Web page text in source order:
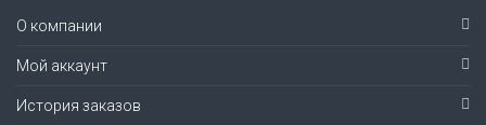
О компании
Мой аккаунт
История заказов